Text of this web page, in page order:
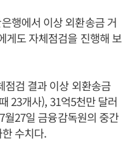
행에서 이상 외환송금 거
게도 자체점검을 진행해 보
점검 결과 이상 외환송금
23개사), 31억5천만 달러
27일 금융감독원의 중간
수치다.